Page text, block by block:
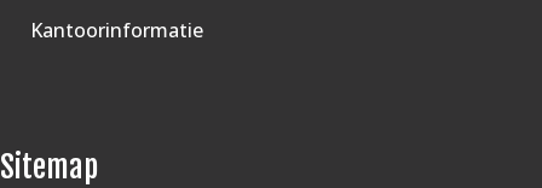
Kantoorinformatie
Sitemap